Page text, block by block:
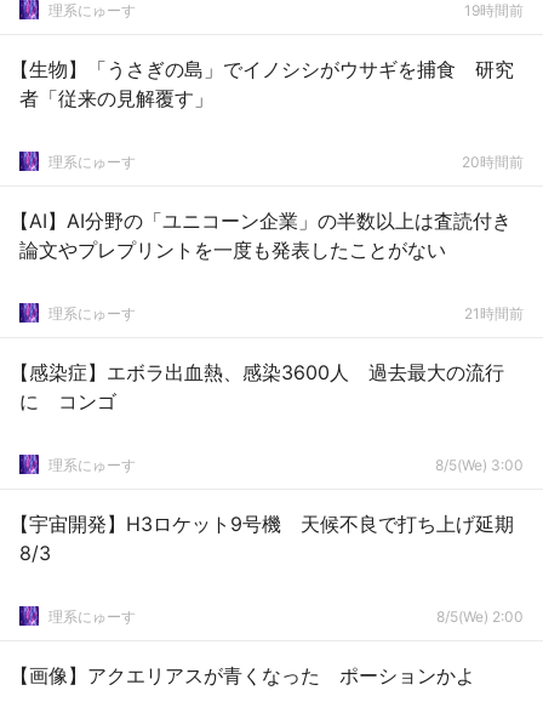
理系にゅーす 19時間前
【生物】「うさぎの島」でイノシシがウサギを捕食 研究
者「従来の見解覆す」
理系にゅーす 20時間前
【AI】AI分野の「ユニコーン企業」の半数以上は査読付き
論文やプレプリントを一度も発表したことがない
理系にゅーす 21時間前
【感染症】エボラ出血熱、感染3600人 過去最大の流行
に コンゴ
理系にゅーす 8/5(We) 3:00
【宇宙開発】H3ロケット9号機 天候不良で打ち上げ延期
8/3
理系にゅーす 8/5(We) 2:00
【画像】アクエリアスが青くなった ポーションかよ